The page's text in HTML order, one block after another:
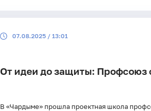
07.08.2025 / 13:01
От идеи до защиты: Профсоюз
В «Чардыме» прошла проектная школа